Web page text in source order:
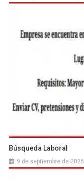
Búsqueda Laboral
9 de septiembre de 2025